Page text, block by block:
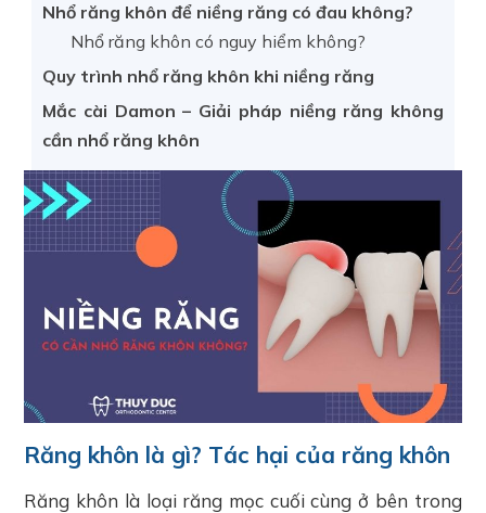
Nhổ răng khôn để niềng răng có đau không?
Nhổ răng khôn có nguy hiểm không?
Quy trình nhổ răng khôn khi niềng răng
Mắc cài Damon – Giải pháp niềng răng không
cần nhổ răng khôn
Răng khôn là gì? Tác hại của răng khôn
Răng khôn là loại răng mọc cuối cùng ở bên trong